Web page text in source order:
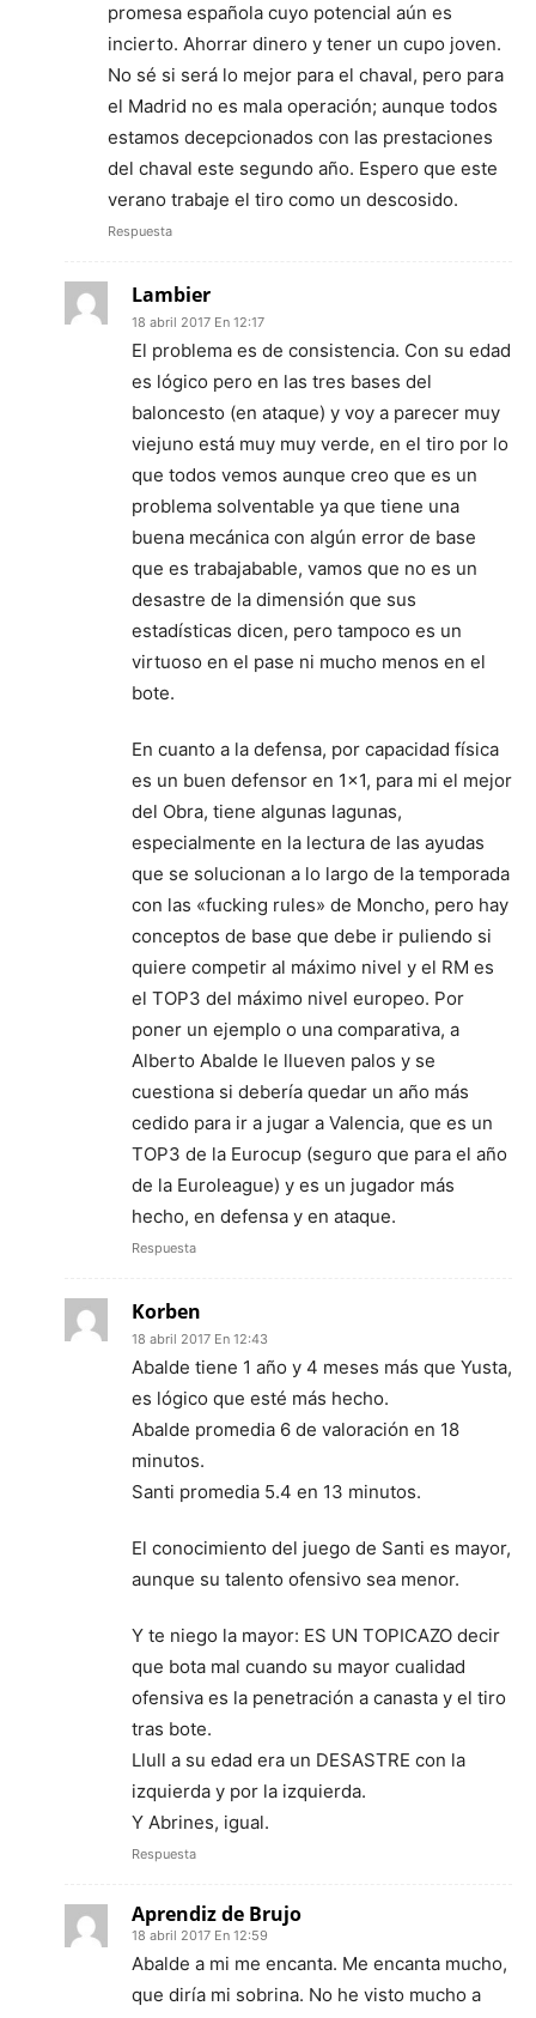
promesa española cuyo potencial aún es
incierto. Ahorrar dinero y tener un cupo joven.
No sé si será lo mejor para el chaval, pero para
el Madrid no es mala operación; aunque todos
estamos decepcionados con las prestaciones
del chaval este segundo año. Espero que este
verano trabaje el tiro como un descosido.
Respuesta
Lambier
18 abril 2017 En 12:17
El problema es de consistencia. Con su edad
es lógico pero en las tres bases del
baloncesto (en ataque) y voy a parecer muy
viejuno está muy muy verde, en el tiro por lo
que todos vemos aunque creo que es un
problema solventable ya que tiene una
buena mecánica con algún error de base
que es trabajabable, vamos que no es un
desastre de la dimensión que sus
estadísticas dicen, pero tampoco es un
virtuoso en el pase ni mucho menos en el
bote.
En cuanto a la defensa, por capacidad física
es un buen defensor en 1×1, para mi el mejor
del Obra, tiene algunas lagunas,
especialmente en la lectura de las ayudas
que se solucionan a lo largo de la temporada
con las «fucking rules» de Moncho, pero hay
conceptos de base que debe ir puliendo si
quiere competir al máximo nivel y el RM es
el TOP3 del máximo nivel europeo. Por
poner un ejemplo o una comparativa, a
Alberto Abalde le llueven palos y se
cuestiona si debería quedar un año más
cedido para ir a jugar a Valencia, que es un
TOP3 de la Eurocup (seguro que para el año
de la Euroleague) y es un jugador más
hecho, en defensa y en ataque.
Respuesta
Korben
18 abril 2017 En 12:43
Abalde tiene 1 año y 4 meses más que Yusta,
es lógico que esté más hecho.
Abalde promedia 6 de valoración en 18
minutos.
Santi promedia 5.4 en 13 minutos.
El conocimiento del juego de Santi es mayor,
aunque su talento ofensivo sea menor.
Y te niego la mayor: ES UN TOPICAZO decir
que bota mal cuando su mayor cualidad
ofensiva es la penetración a canasta y el tiro
tras bote.
Llull a su edad era un DESASTRE con la
izquierda y por la izquierda.
Y Abrines, igual.
Respuesta
Aprendiz de Brujo
18 abril 2017 En 12:59
Abalde a mi me encanta. Me encanta mucho,
que diría mi sobrina. No he visto mucho a